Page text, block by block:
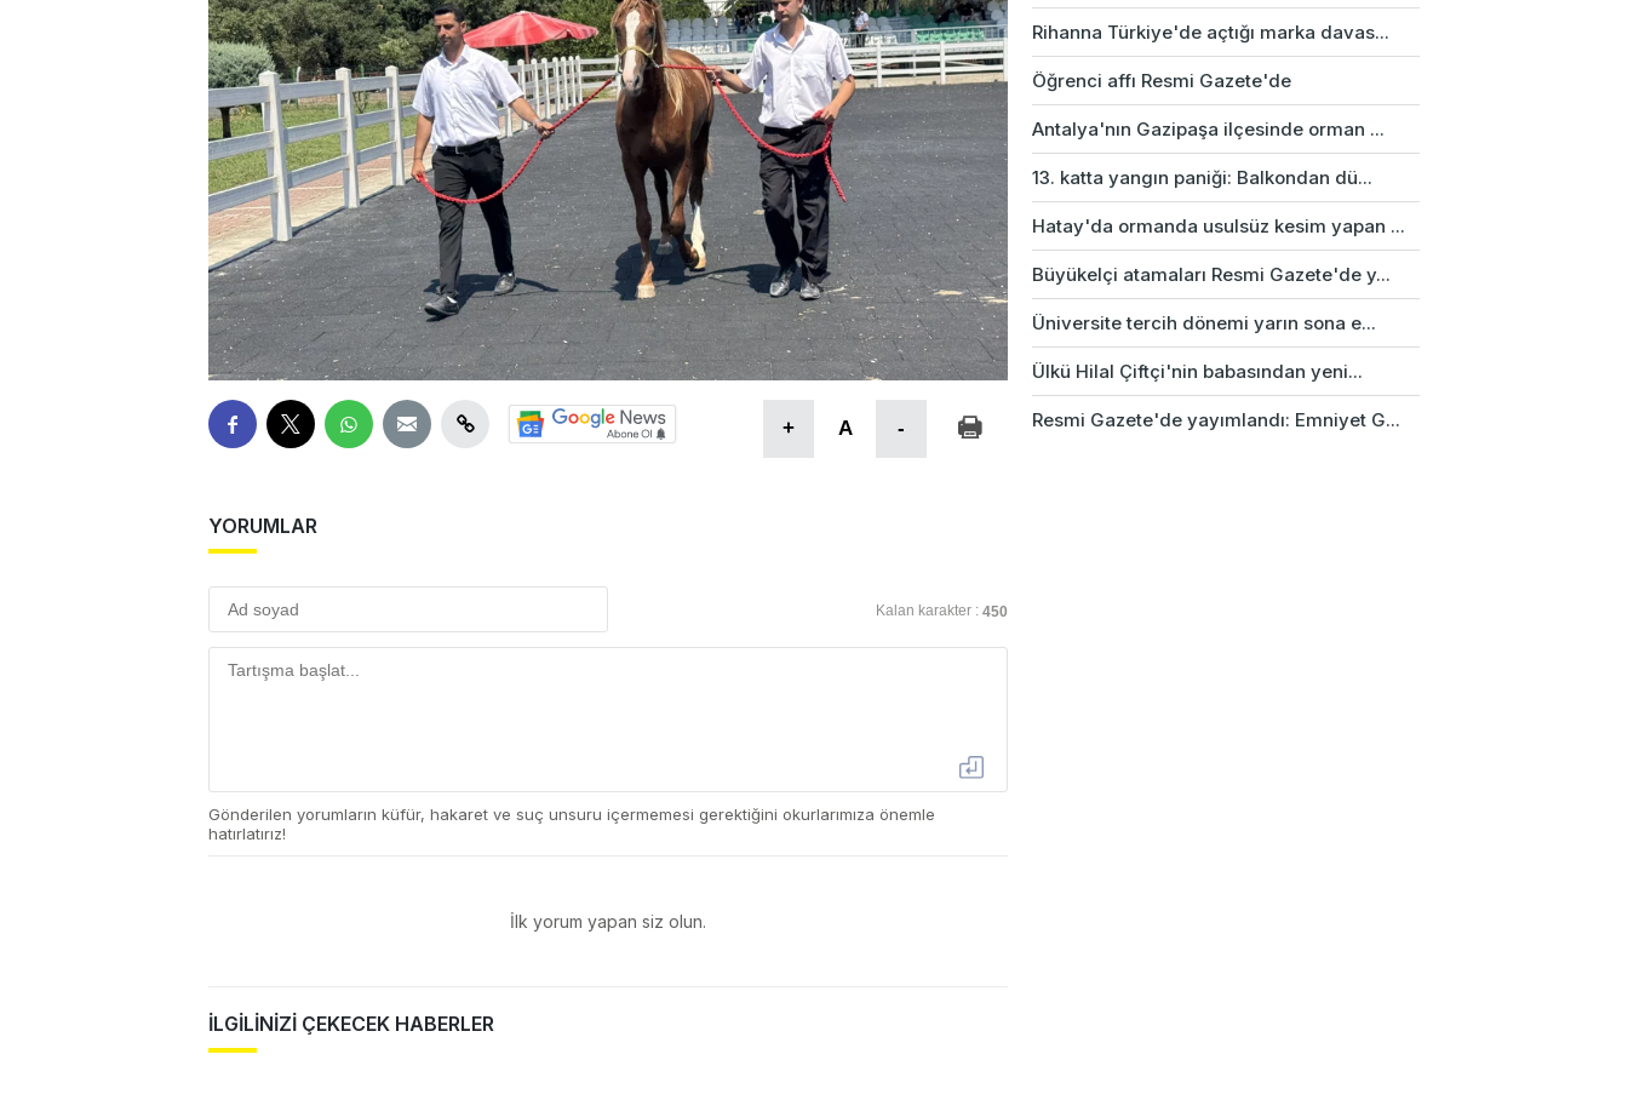
+ A -
YORUMLAR
Kalan karakter : 450
Gönderilen yorumların küfür, hakaret ve suç unsuru içermemesi gerektiğini okurlarımıza önemle
hatırlatırız!
İlk yorum yapan siz olun.
İLGİLİNİZİ ÇEKECEK HABERLER
Rihanna Türkiye'de açtığı marka davas...
Öğrenci affı Resmi Gazete'de
Antalya'nın Gazipaşa ilçesinde orman ...
13. katta yangın paniği: Balkondan dü...
Hatay'da ormanda usulsüz kesim yapan ...
Büyükelçi atamaları Resmi Gazete'de y...
Üniversite tercih dönemi yarın sona e...
Ülkü Hilal Çiftçi'nin babasından yeni...
Resmi Gazete'de yayımlandı: Emniyet G...